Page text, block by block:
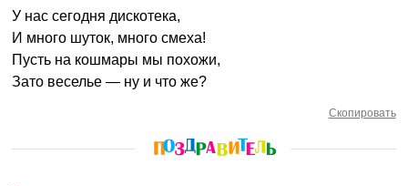
У нас сегодня дискотека,
И много шуток, много смеха!
Пусть на кошмары мы похожи,
Зато веселье — ну и что же?
Скопировать